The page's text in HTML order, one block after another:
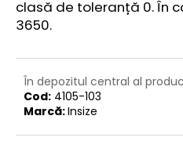
clasă de toleranță 0. În
3650.
În depozitul central al
Cod: 4105-103
Marcă:Insize
m